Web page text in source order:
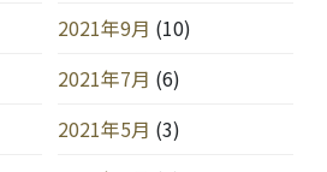
2021年9月 (10)
2021年7月 (6)
2021年5月 (3)